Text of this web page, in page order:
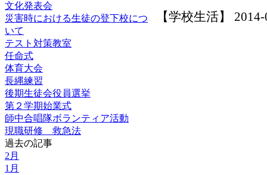
文化発表会
災害時における生徒の登下校につ
いて
テスト対策教室
任命式
体育大会
長縄練習
後期生徒会役員選挙
第２学期始業式
師中合唱隊ボランティア活動
現職研修 救急法
過去の記事
2月
1月
【学校生活】